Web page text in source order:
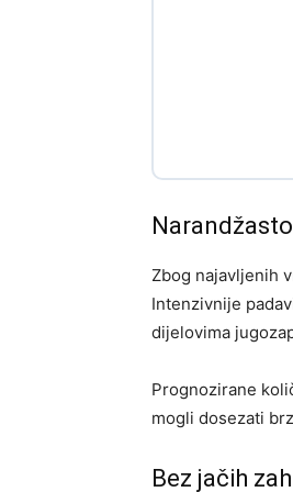
Zbog najavljenih
Intenzivnije
dijelovima
Prognozirane
mogli dosezati
Bez jačih